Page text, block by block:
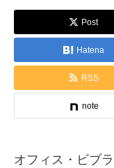
Post
Hatena
RSS
note
オフィス・ビブ